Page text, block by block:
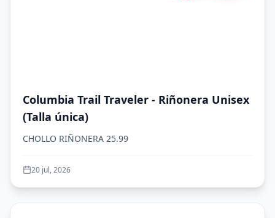
Columbia Trail Traveler - Riñonera Unisex
(Talla única)
CHOLLO RIÑONERA 25.99
20 jul, 2026